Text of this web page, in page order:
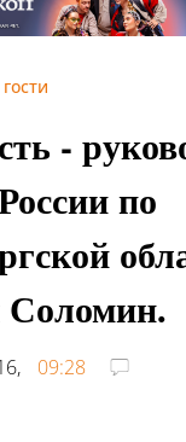
-
по
09:28